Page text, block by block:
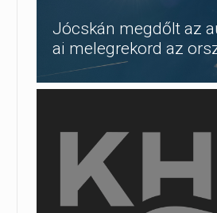
Jócskán megdőlt az
ai melegrekord az